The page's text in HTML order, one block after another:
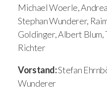
Michael Woerle,
Stephan Wunderer,
Goldinger, Albert Blum,
Richter
Vorstand:Stefan
Wunderer